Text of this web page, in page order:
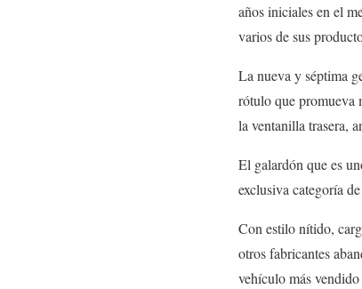
años iniciales en el
varios de sus
La nueva y séptima
rótulo que promueva
la ventanilla trasera,
El galardón que es
exclusiva categoría
Con estilo nítido,
otros fabricantes
vehículo más